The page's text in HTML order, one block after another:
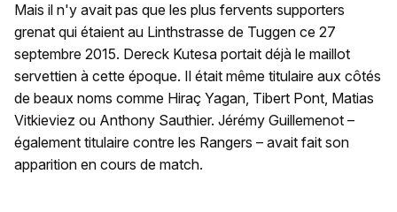
Mais il n'y avait pas que les plus fervents supporters
grenat qui étaient au Linthstrasse de Tuggen ce 27
septembre 2015. Dereck Kutesa portait déjà le maillot
servettien à cette époque. Il était même titulaire aux côtés
de beaux noms comme Hiraç Yagan, Tibert Pont, Matias
Vitkieviez ou Anthony Sauthier. Jérémy Guillemenot –
également titulaire contre les Rangers – avait fait son
apparition en cours de match.